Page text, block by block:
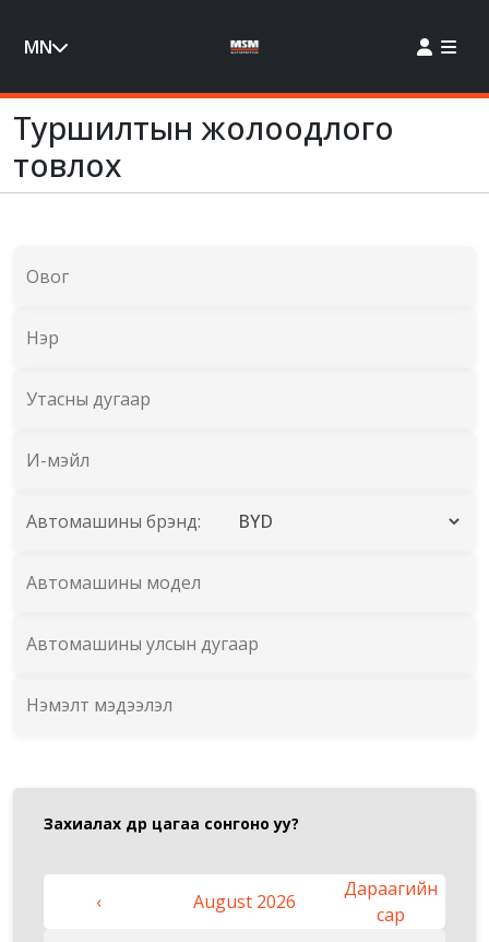
MN
Туршилтын жолоодлого
товлох
Автомашины брэнд:
Захиалах өдөр цагаа сонгоно уу?
‹ August 2026
Дараагийн
сар